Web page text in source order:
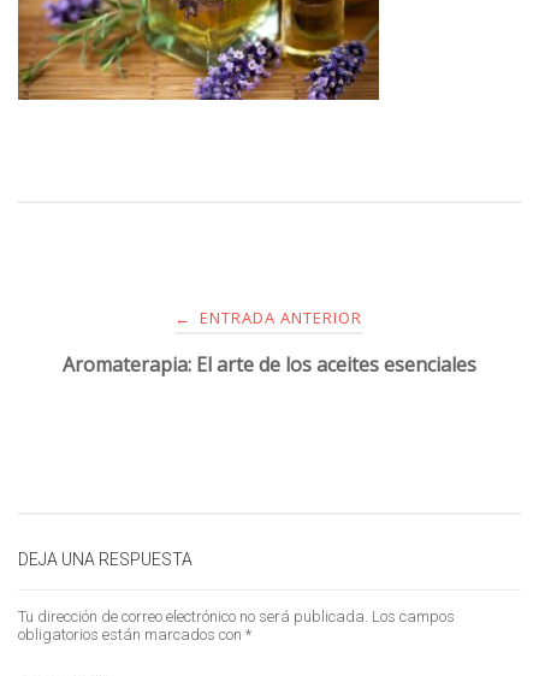
← ENTRADA ANTERIOR
Aromaterapia: El arte de los aceites esenciales
DEJA UNA RESPUESTA
Tu dirección de correo electrónico no será publicada. Los campos
obligatorios están marcados con *